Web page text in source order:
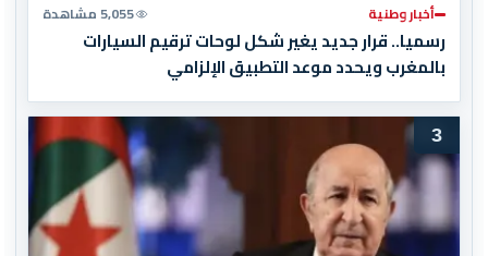
أخبار وطنية 5,055 مشاهدة
رسميا.. قرار جديد يغير شكل لوحات ترقيم السيارات
بالمغرب ويحدد موعد التطبيق الإلزامي
3